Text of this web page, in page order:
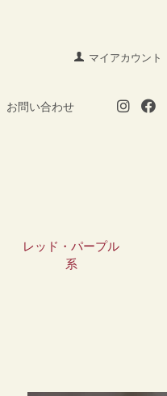
マイアカウント
お問い合わせ
レッド・パープル
系